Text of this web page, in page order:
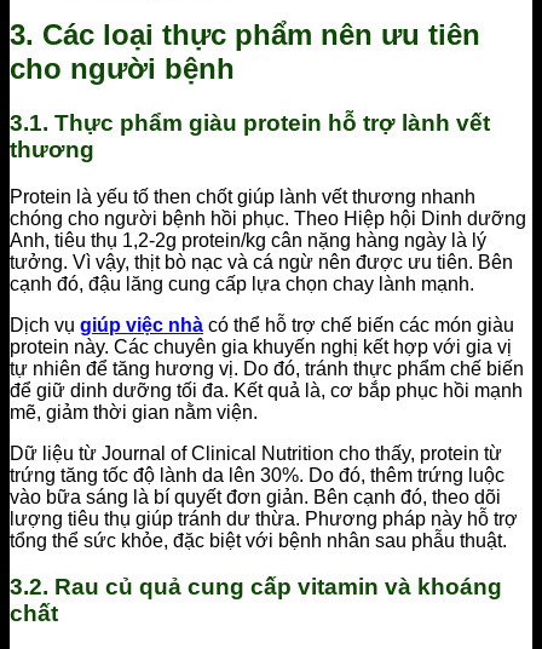
3. Các loại thực phẩm nên ưu tiên
cho người bệnh
3.1. Thực phẩm giàu protein hỗ trợ lành vết
thương
Protein là yếu tố then chốt giúp lành vết thương nhanh
chóng cho người bệnh hồi phục. Theo Hiệp hội Dinh dưỡng
Anh, tiêu thụ 1,2-2g protein/kg cân nặng hàng ngày là lý
tưởng. Vì vậy, thịt bò nạc và cá ngừ nên được ưu tiên. Bên
cạnh đó, đậu lăng cung cấp lựa chọn chay lành mạnh.
Dịch vụ giúp việc nhà có thể hỗ trợ chế biến các món giàu
protein này. Các chuyên gia khuyến nghị kết hợp với gia vị
tự nhiên để tăng hương vị. Do đó, tránh thực phẩm chế biến
để giữ dinh dưỡng tối đa. Kết quả là, cơ bắp phục hồi mạnh
mẽ, giảm thời gian nằm viện.
Dữ liệu từ Journal of Clinical Nutrition cho thấy, protein từ
trứng tăng tốc độ lành da lên 30%. Do đó, thêm trứng luộc
vào bữa sáng là bí quyết đơn giản. Bên cạnh đó, theo dõi
lượng tiêu thụ giúp tránh dư thừa. Phương pháp này hỗ trợ
tổng thể sức khỏe, đặc biệt với bệnh nhân sau phẫu thuật.
3.2. Rau củ quả cung cấp vitamin và khoáng
chất